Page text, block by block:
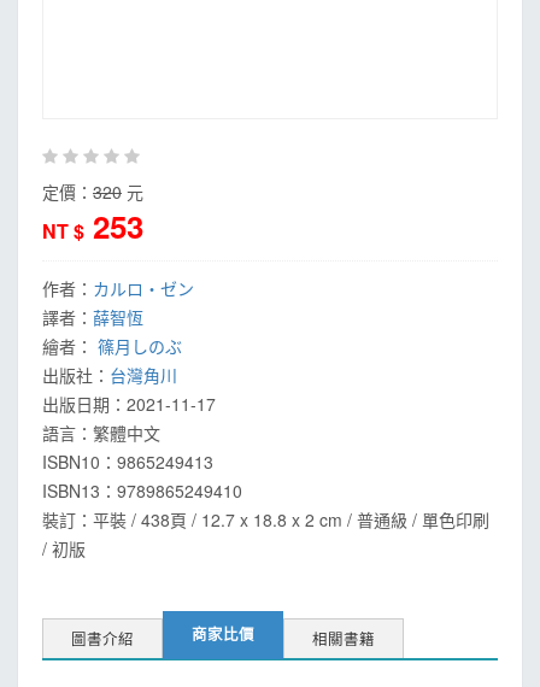
定價： 320 元
NT $ 253
作者： カルロ・ゼン
譯者： 薛智恆
繪者： 篠月しのぶ
出版社： 台灣角川
出版日期： 2021-11-17
語言： 繁體中文
ISBN10：9865249413
ISBN13： 9789865249410
裝訂：平裝 / 438頁 / 12.7 x 18.8 x 2 cm / 普通級 / 單色印刷
/ 初版
圖書介紹 商家比價 相關書籍